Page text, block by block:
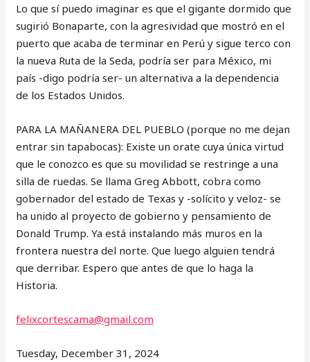
Lo que sí puedo imaginar es que el gigante dormido que
sugirió Bonaparte, con la agresividad que mostró en el
puerto que acaba de terminar en Perú y sigue terco con
la nueva Ruta de la Seda, podría ser para México, mi
país -digo podría ser- un alternativa a la dependencia
de los Estados Unidos.
PARA LA MAÑANERA DEL PUEBLO (porque no me dejan
entrar sin tapabocas): Existe un orate cuya única virtud
que le conozco es que su movilidad se restringe a una
silla de ruedas. Se llama Greg Abbott, cobra como
gobernador del estado de Texas y -solícito y veloz- se
ha unido al proyecto de gobierno y pensamiento de
Donald Trump. Ya está instalando más muros en la
frontera nuestra del norte. Que luego alguien tendrá
que derribar. Espero que antes de que lo haga la
Historia.
felixcortescama@gmail.com
Tuesday, December 31, 2024